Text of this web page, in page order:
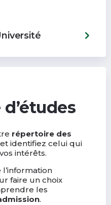
répertoire des
et identifiez celui qui
intérêts.
faire un choix
les
.